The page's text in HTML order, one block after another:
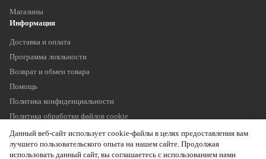
Магазины
Информация
Доставка и оплата
Программа лояльности
Возврат и обмен товара
Помощь
Политика конфиденциальности
Политика обработки файлов cookie
+7 (903) 755 11 75
info@oboitrade.ru
Данный веб-сайт использует cookie-файлы в целях предоставления вам
лучшего пользовательского опыта на нашем сайте. Продолжая
использовать данный сайт, вы соглашаетесь с использованием нами